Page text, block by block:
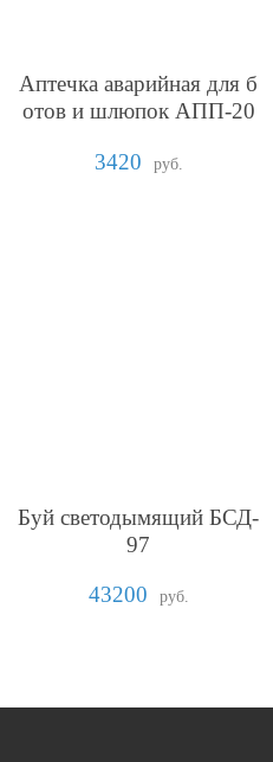
Аптечка аварийная для б
отов и шлюпок АПП-20
3420
руб.
Буй светодымящий БСД-
97
43200
руб.